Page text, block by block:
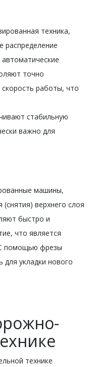
техника,
распределение
точно
работы, что
стабильную
важно для
машины,
верхнего слоя
быстро и
что является
помощью фрезы
укладки нового
технике